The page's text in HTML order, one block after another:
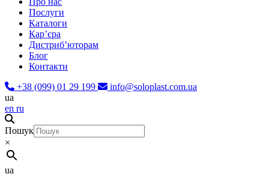
Послуги
Каталоги
Карʼєра
Дистриб’юторам
Блог
Контакти
+38 (099) 01 29 199
info@soloplast.com.ua
ua
en ru
Пошук
×
ua